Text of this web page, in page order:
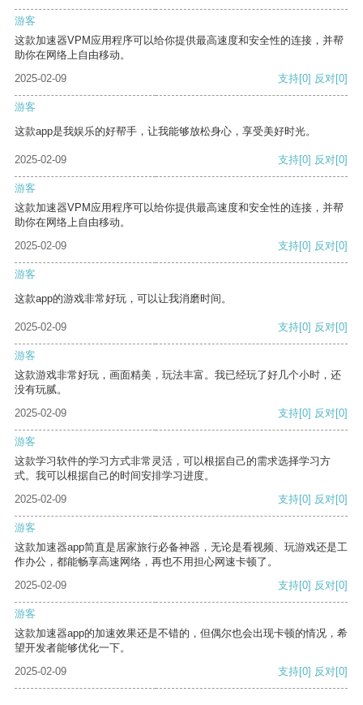
游客
这款加速器VPM应用程序可以给你提供最高速度和安全性的连接，并帮
助你在网络上自由移动。
2025-02-09
支持[0] 反对[0]
游客
这款app是我娱乐的好帮手，让我能够放松身心，享受美好时光。
2025-02-09 支持[0] 反对[0]
游客
这款加速器VPM应用程序可以给你提供最高速度和安全性的连接，并帮
助你在网络上自由移动。
2025-02-09
支持[0] 反对[0]
游客
这款app的游戏非常好玩，可以让我消磨时间。
2025-02-09 支持[0] 反对[0]
游客
这款游戏非常好玩，画面精美，玩法丰富。我已经玩了好几个小时，还
没有玩腻。
2025-02-09
支持[0] 反对[0]
游客
这款学习软件的学习方式非常灵活，可以根据自己的需求选择学习方
式。我可以根据自己的时间安排学习进度。
2025-02-09
支持[0] 反对[0]
游客
这款加速器app简直是居家旅行必备神器，无论是看视频、玩游戏还是工
作办公，都能畅享高速网络，再也不用担心网速卡顿了。
2025-02-09
支持[0] 反对[0]
游客
这款加速器app的加速效果还是不错的，但偶尔也会出现卡顿的情况，希
望开发者能够优化一下。
2025-02-09
支持[0] 反对[0]